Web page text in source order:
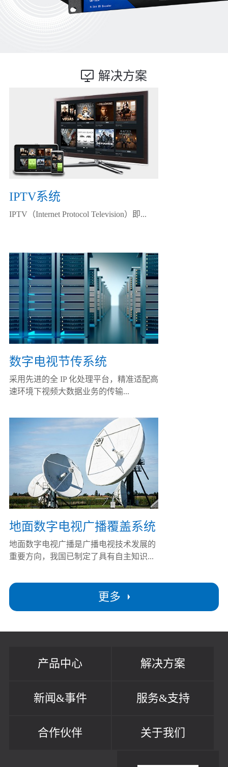
解决方案
更多
IPTV系统
IPTV（Internet Protocol Television）即...
数字电视节传系统
采用先进的全 IP 化处理平台，精准适配高
速环境下视频大数据业务的传输...
地面数字电视广播覆盖系统
地面数字电视广播是广播电视技术发展的
重要方向，我国已制定了具有自主知识...
产品中心 解决方案
新闻&事件 服务&支持
合作伙伴 关于我们